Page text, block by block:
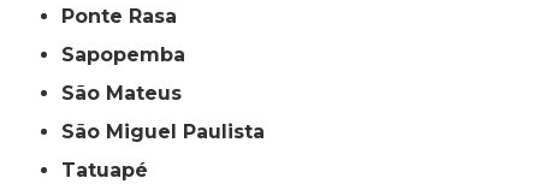
Ponte Rasa
Sapopemba
São Mateus
São Miguel Paulista
Tatuapé